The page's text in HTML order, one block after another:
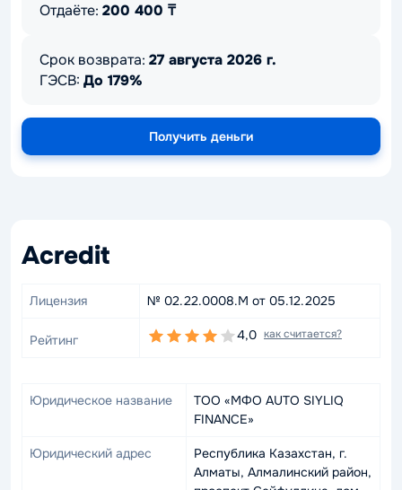
Отдаёте: 200 400 ₸
Срок возврата: 27 августа 2026 г.
ГЭСВ: До 179%
Получить деньги
Acredit
Лицензия № 02.22.0008.М от 05.12.2025
Рейтинг 4,0 как считается?
Юридическое название
ТОО «МФО AUTO SIYLIQ
FINANCE»
Юридический адрес
Республика Казахстан, г.
Алматы, Алмалинский район,